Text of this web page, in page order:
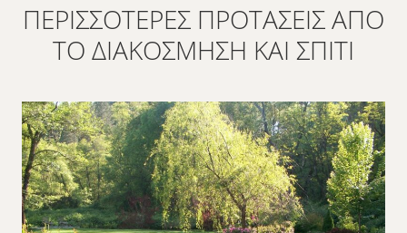
ΠΕΡΙΣΣΌΤΕΡΕΣ ΠΡΟΤΆΣΕΙΣ ΑΠΌ
ΤΟ ΔΙΑΚΌΣΜΗΣΗ ΚΑΙ ΣΠΊΤΙ